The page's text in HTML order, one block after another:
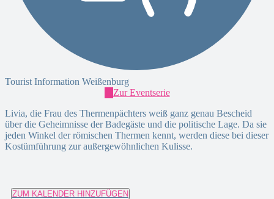
Tourist Information Weißenburg
Zur Eventserie
Livia, die Frau des Thermenpächters weiß ganz genau Bescheid
über die Geheimnisse der Badegäste und die politische Lage. Da sie
jeden Winkel der römischen Thermen kennt, werden diese bei dieser
Kostümführung zur außergewöhnlichen Kulisse.
ZUM KALENDER HINZUFÜGEN